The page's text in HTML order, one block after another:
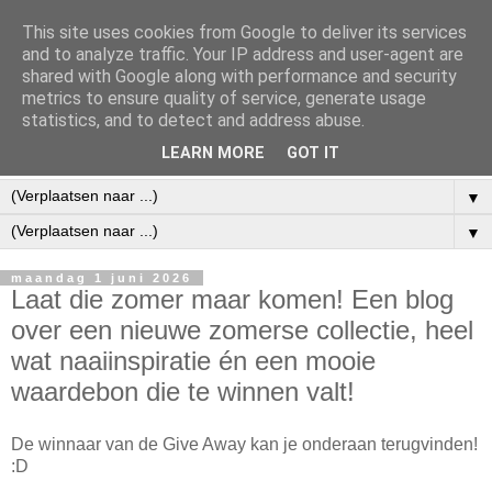
▼
▼
maandag 1 juni 2026
Laat die zomer maar komen! Een blog
over een nieuwe zomerse collectie, heel
wat naaiinspiratie én een mooie
waardebon die te winnen valt!
De winnaar van de Give Away kan je onderaan terugvinden!
:D
This site uses cookies from Google to deliver its services
and to analyze traffic. Your IP address and user-agent are
shared with Google along with performance and security
metrics to ensure quality of service, generate usage
statistics, and to detect and address abuse.
LEARN MORE GOT IT